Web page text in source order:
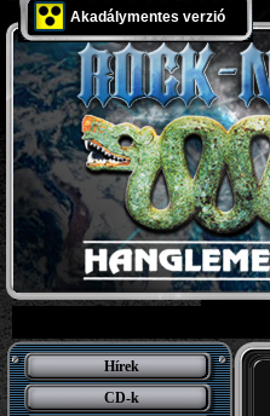
Akadálymentes verzió
Hírek
CD-k